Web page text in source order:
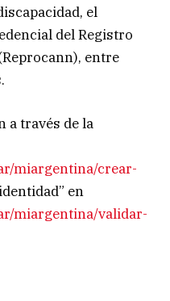
el
del Registro
entre
a través de la
miargentina/crear-
en
miargentina/validar-